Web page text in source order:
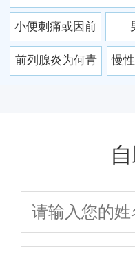
是什么
前列腺炎的四个祸根
小便刺痛或因前
列腺炎 前列腺炎
前列腺炎为何青 慢